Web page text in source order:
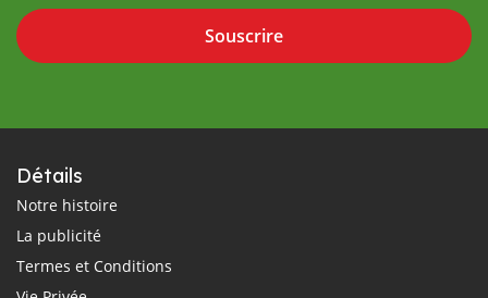
Souscrire
Détails
Notre histoire
La publicité
Termes et Conditions